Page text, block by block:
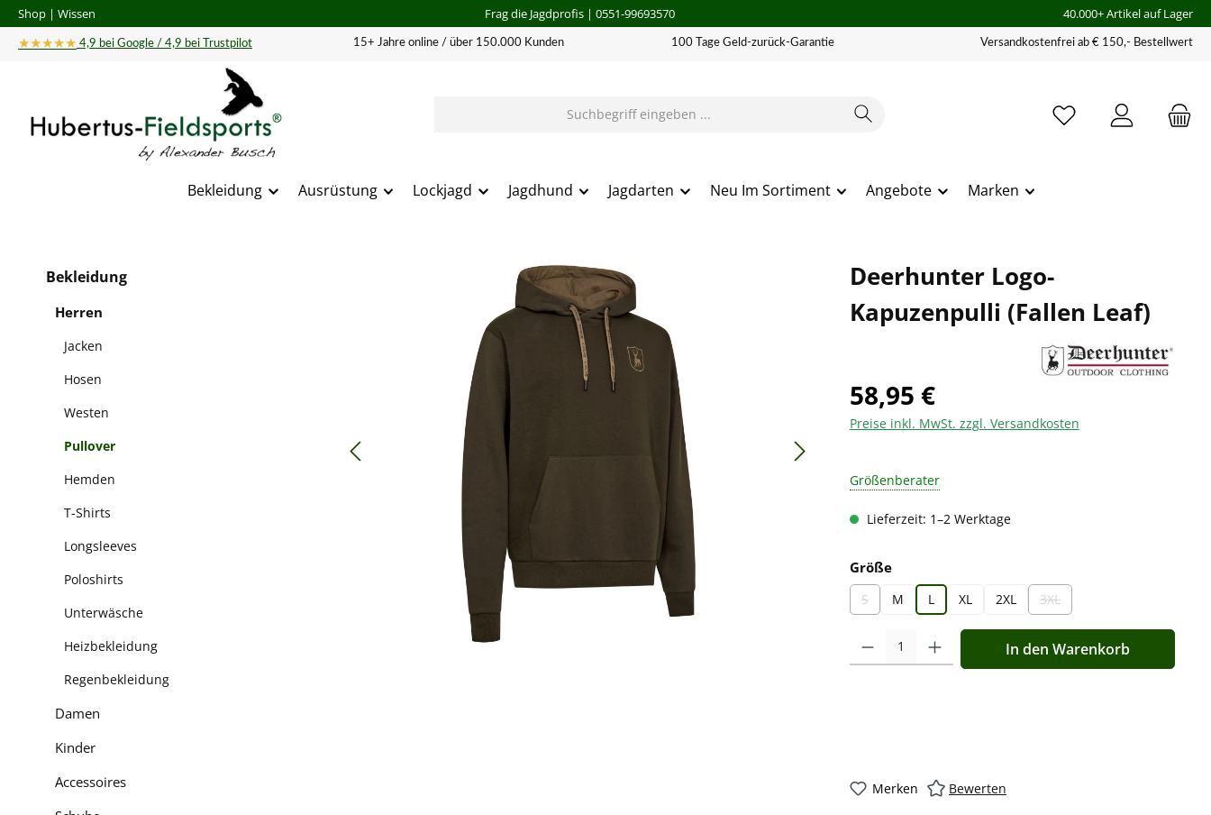
Hauptinhalt springen
Zur Suche springen
Zur Hauptnavigation springen
Shop | Wissen Frag die Jagdprofis| 0551-99693570 40.000+ Artikel auf Lager
★★★★★ 4,9 bei Google / 4,9 bei Trustpilot 15+ Jahre online / über 150.000 Kunden 100 Tage Geld-zurück-Garantie Versandkostenfrei ab € 150,- Bestellwert
Bekleidung Ausrüstung Lockjagd Jagdhund Jagdarten Neu Im Sortiment Angebote Marken
Bekleidung
Herren
Jacken
Hosen
Westen
Pullover
Hemden
T-Shirts
Longsleeves
Poloshirts
Unterwäsche
Heizbekleidung
Regenbekleidung
Damen
Kinder
Accessoires
Deerhunter Logo-
Kapuzenpulli (Fallen Leaf)
58,95 €
Preise inkl. MwSt. zzgl. Versandkosten
Größenberater
Lieferzeit: 1–2 Werktage
Größeauswählen
S
(Diese Option ist zurzeit nicht verfügbar.)
M L XL 2XL 3XL
(Diese Option ist zurzeit nicht
Produkt Anzahl: Gib den gewünschten Wert ein oder
In den Warenkorb
Merken Bewerten